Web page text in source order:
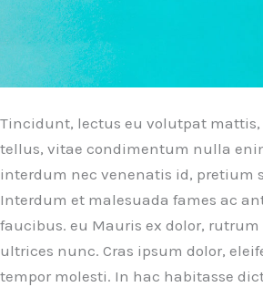
Tincidunt, lectus eu volutpat
tellus, vitae condimentum nulla
interdum nec venenatis id, pretium
Interdum et malesuada fames ac
faucibus. eu Mauris ex dolor,
ultrices nunc. Cras ipsum dolor,
tempor molesti. In hac habitasse